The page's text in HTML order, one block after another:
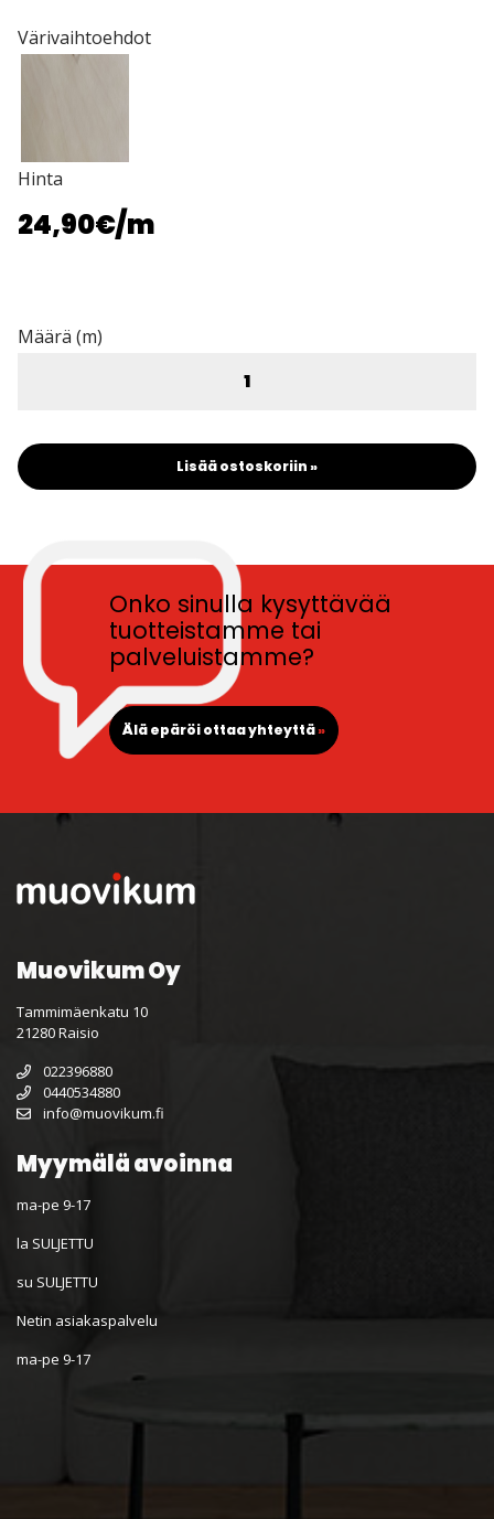
Värivaihtoehdot
Hinta
24,90€/m
Määrä (m)
Lisää ostoskoriin »
Onko sinulla kysyttävää
tuotteistamme tai
palveluistamme?
Älä epäröi ottaa yhteyttä»
Muovikum Oy
Tammimäenkatu 10
21280 Raisio
022396880
0440534880
info@muovikum.fi
Myymälä avoinna
ma-pe 9-17
la SULJETTU
su SULJETTU
Netin asiakaspalvelu
ma-pe 9-17